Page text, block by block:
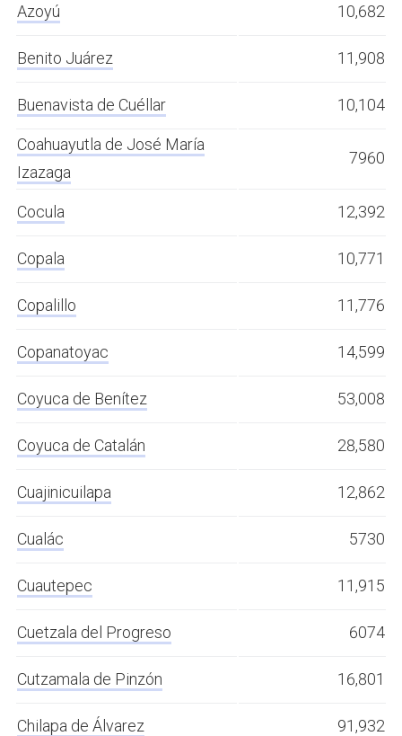
Azoyú 10,682
Benito Juárez 11,908
Buenavista de Cuéllar 10,104
Coahuayutla de José María
Izazaga
7960
Cocula 12,392
Copala 10,771
Copalillo 11,776
Copanatoyac 14,599
Coyuca de Benítez 53,008
Coyuca de Catalán 28,580
Cuajinicuilapa 12,862
Cualác 5730
Cuautepec 11,915
Cuetzala del Progreso 6074
Cutzamala de Pinzón 16,801
Chilapa de Álvarez 91,932